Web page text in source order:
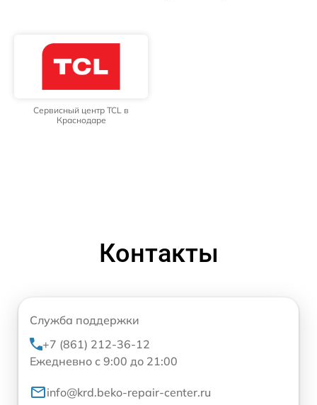
Сервисный центр TCL в
Краснодаре
Контакты
Служба поддержки
+7 (861) 212-36-12
Ежедневно с 9:00 до 21:00
info@krd.beko-repair-center.ru